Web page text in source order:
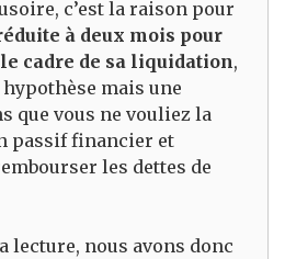
c’est la raison pour
à deux mois pour
cadre de sa liquidation,
hypothèse mais une
que vous ne vouliez la
passif financier et
les dettes de
nous avons donc